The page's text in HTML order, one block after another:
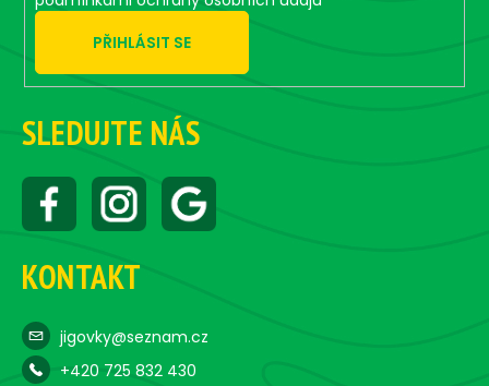
PŘIHLÁSIT SE
SLEDUJTE NÁS
KONTAKT
jigovky@seznam.cz
+420 725 832 430